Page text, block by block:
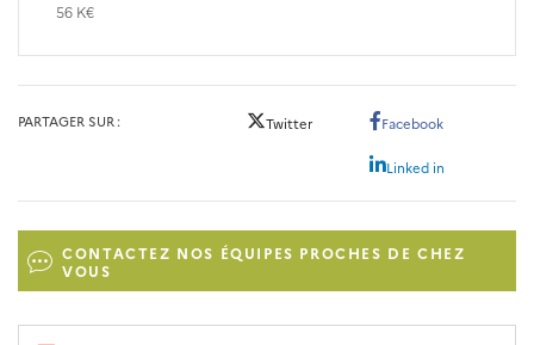
56 K€
PARTAGER SUR Twitter Facebook
Linked in
CONTACTEZ NOS ÉQUIPES PROCHES DE CHEZ
VOUS